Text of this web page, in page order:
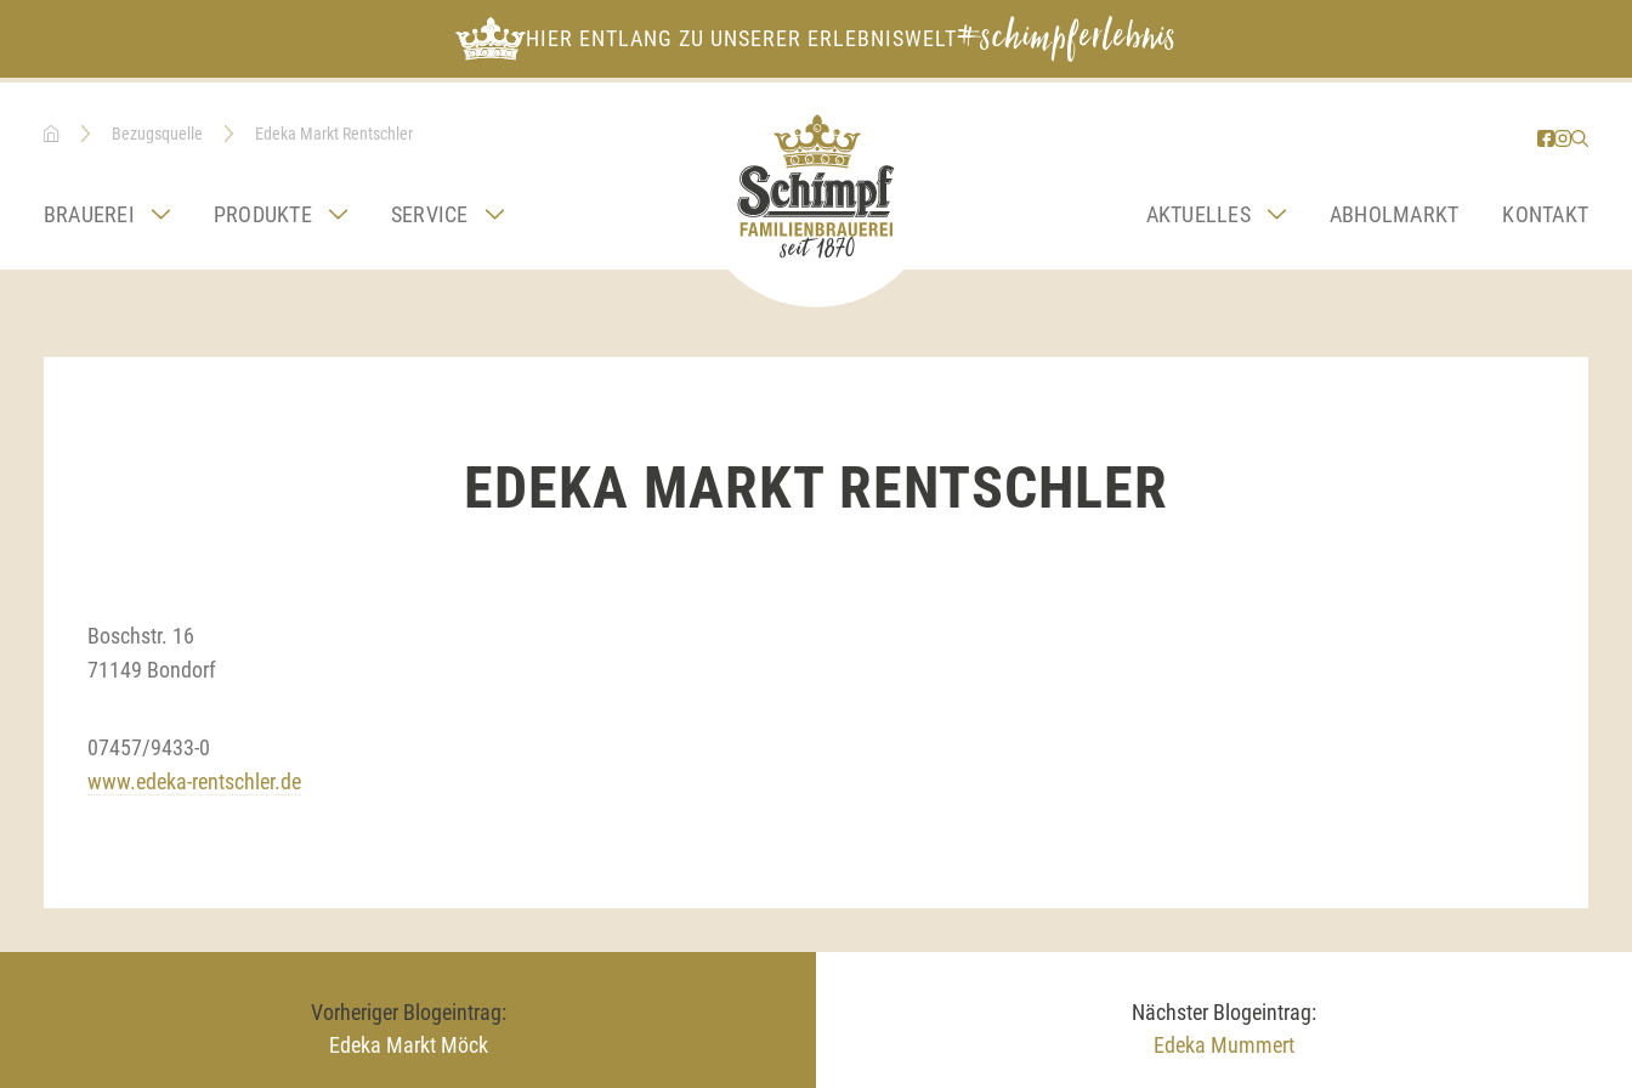
HIER ENTLANG ZU UNSERER ERLEBNISWELT#schimpferlebnis
Bezugsquelle Edeka Markt Rentschler
BRAUEREI PRODUKTE SERVICE AKTUELLES ABHOLMARKT KONTAKT
EDEKA MARKT RENTSCHLER
Boschstr. 16
71149 Bondorf
07457/9433-0
www.edeka-rentschler.de
Vorheriger Blogeintrag:
Edeka Markt Möck
Nächster Blogeintrag:
Edeka Mummert